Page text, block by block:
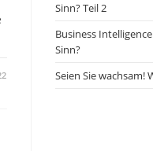
Sinn? Teil 2
Business
Sinn?
Seien Sie wachsam!